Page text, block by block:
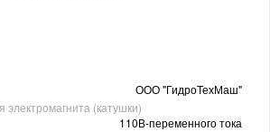
ООО "ГидроТехМаш"
(катушки)
110В-переменного тока